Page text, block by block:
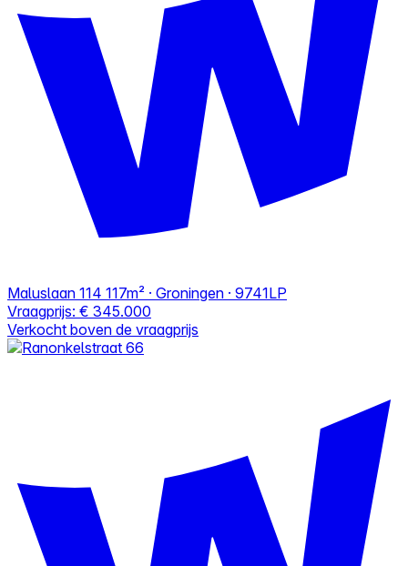
Maluslaan 114 117m² · Groningen · 9741LP
Vraagprijs: € 345.000
Verkocht boven de vraagprijs